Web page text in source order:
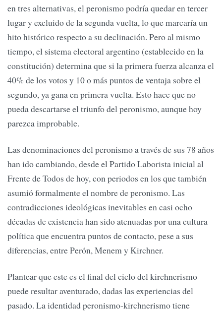
en tres alternativas, el peronismo podría quedar en tercer
lugar y excluido de la segunda vuelta, lo que marcaría un
hito histórico respecto a su declinación. Pero al mismo
tiempo, el sistema electoral argentino (establecido en la
constitución) determina que si la primera fuerza alcanza el
40% de los votos y 10 o más puntos de ventaja sobre el
segundo, ya gana en primera vuelta. Esto hace que no
pueda descartarse el triunfo del peronismo, aunque hoy
parezca improbable.
Las denominaciones del peronismo a través de sus 78 años
han ido cambiando, desde el Partido Laborista inicial al
Frente de Todos de hoy, con periodos en los que también
asumió formalmente el nombre de peronismo. Las
contradicciones ideológicas inevitables en casi ocho
décadas de existencia han sido atenuadas por una cultura
política que encuentra puntos de contacto, pese a sus
diferencias, entre Perón, Menem y Kirchner.
Plantear que este es el final del ciclo del kirchnerismo
puede resultar aventurado, dadas las experiencias del
pasado. La identidad peronismo-kirchnerismo tiene